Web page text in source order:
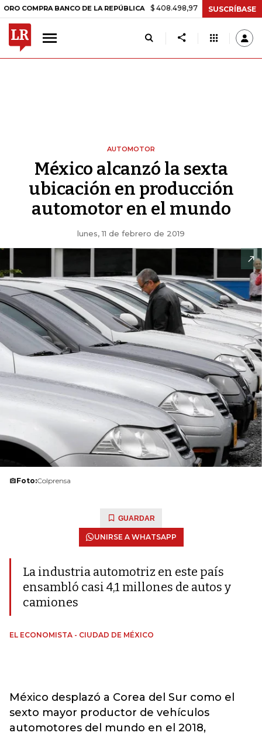
BANCO DE LA REPÚBLICA $ 408.498,97 +$ 8.753,81 +2,19%
SUSCRÍBASE
AUTOMOTOR
México alcanzó la sexta
ubicación en producción
automotor en el mundo
lunes, 11 de febrero de 2019
Foto:Colprensa
GUARDAR
UNIRSE A WHATSAPP
La industria automotriz en este país
ensambló casi 4,1 millones de autos y
camiones
EL ECONOMISTA - CIUDAD DE MÉXICO
México desplazó a Corea del Sur como el
sexto mayor productor de vehículos
automotores del mundo en el 2018,